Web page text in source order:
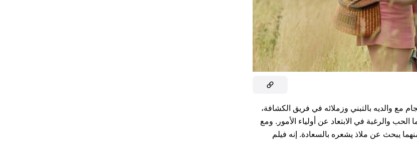
مع والديه بالتبني وزملائه في فريق الكشافة،
الـ 12 ربيعاً، بعد أن جمعهما الحب والرغبة في الابتعاد عن أولياء الأمور. ومع
يبحث عن ملاذ يشعره بالسعادة. إنه فيلم